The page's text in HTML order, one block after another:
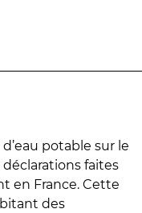
potable sur le
faites
en France. Cette
des